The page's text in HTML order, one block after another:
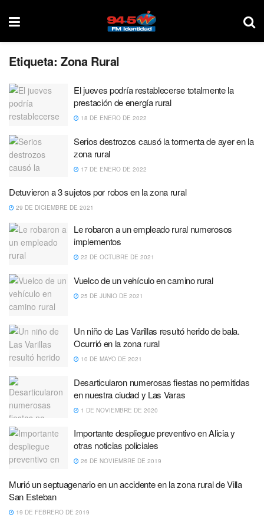
Etiqueta: Zona Rural
El jueves podría restablecerse totalmente la
prestación de energía rural
18 DE ENERO DE 2022
Serios destrozos causó la tormenta de ayer en la
zona rural
17 DE ENERO DE 2022
Detuvieron a 3 sujetos por robos en la zona rural
29 DE DICIEMBRE DE 2021
Le robaron a un empleado rural numerosos
implementos
22 DE OCTUBRE DE 2021
Vuelco de un vehículo en camino rural
25 DE JUNIO DE 2021
Un niño de Las Varillas resultó herido de bala.
Ocurrió en la zona rural
10 DE MAYO DE 2021
Desarticularon numerosas fiestas no permitidas
en nuestra ciudad y Las Varas
1 DE NOVIEMBRE DE 2020
Importante despliegue preventivo en Alicia y
otras noticias policiales
26 DE NOVIEMBRE DE 2019
Murió un septuagenario en un accidente en la zona rural de Villa
San Esteban
19 DE FEBRERO DE 2019